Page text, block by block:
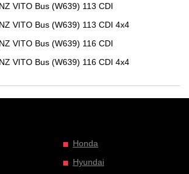
VITO Bus (W639) 113 CDI
VITO Bus (W639) 113 CDI 4x4
VITO Bus (W639) 116 CDI
VITO Bus (W639) 116 CDI 4x4
Honda
Hyundai